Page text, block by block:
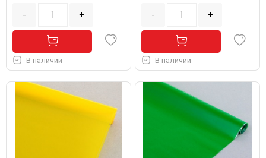
- +
В наличии
- +
В наличии